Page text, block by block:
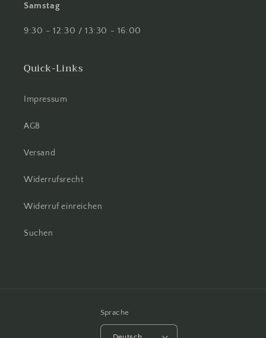
Samstag
9:30 - 12:30 / 13:30 - 16:00
Quick-Links
Impressum
AGB
Versand
Widerrufsrecht
Widerruf einreichen
Suchen
Sprache